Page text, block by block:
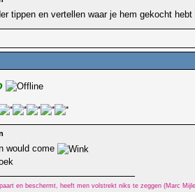
tippen en vertellen waar je hem gekocht hebt
would come
en beschermt, heeft men volstrekt niks te zeggen (Marc